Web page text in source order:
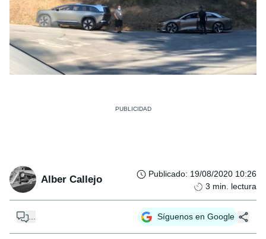
Alber Callejo Publicado: 19/08/2020 10:26
3 min. lectura
... Síguenos en Google